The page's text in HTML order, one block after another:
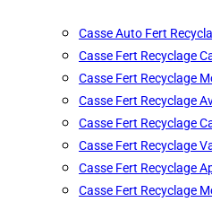
Casse Auto Fert
Casse Fert Recyclage
Casse Fert Recyclage
Casse Fert Recyclage
Casse Fert Recyclage
Casse Fert Recyclage
Casse Fert Recyclage
Casse Fert Recyclage